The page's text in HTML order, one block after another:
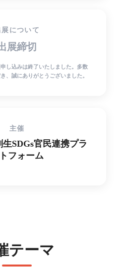
展について
展締切
し込みは終了いたしました。多数
、誠にありがとうございました。
主催
SDGs官民連携プラ
フォーム
テーマ